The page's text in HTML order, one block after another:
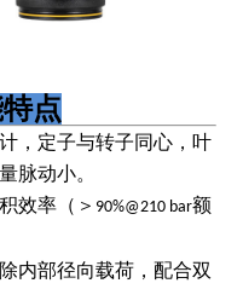
特点
，定子与转子同心，叶
脉动小。
效率（＞ 90%@210 bar额
内部径向载荷，配合双